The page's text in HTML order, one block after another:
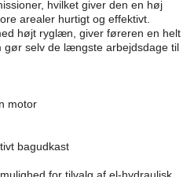
hvilket giver den en høj
arealer hurtigt og effektivt.
højt ryglæn, giver føreren en helt
gør selv de længste arbejdsdage til
motor
bagudkast